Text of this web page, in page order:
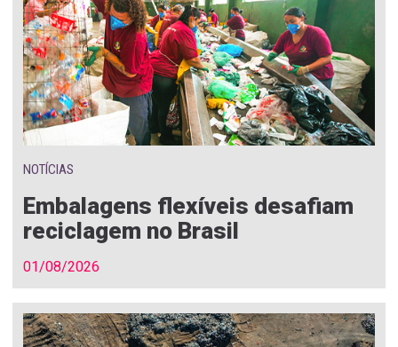
NOTÍCIAS
Embalagens flexíveis desafiam
reciclagem no Brasil
01/08/2026